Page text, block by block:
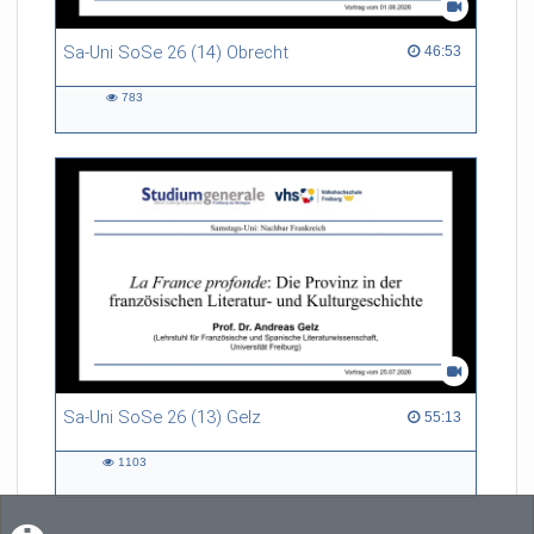
Sa-Uni SoSe 26 (14) Obrecht 46:53
46:53 duration
783
Sa-Uni SoSe 26 (13) Gelz 55:13
55:13 duration
1103